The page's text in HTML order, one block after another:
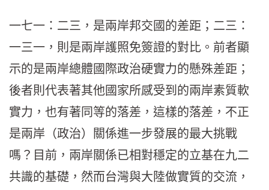
一七一：二三，是兩岸邦交國的差距；二三：
一三一，則是兩岸護照免簽證的對比。前者顯
示的是兩岸總體國際政治硬實力的懸殊差距；
後者則代表著其他國家所感受到的兩岸素質軟
實力，也有著同等的落差，這樣的落差，不正
是兩岸（政治）關係進一步發展的最大挑戰
嗎？目前，兩岸關係已相對穩定的立基在九二
共識的基礎，然而台灣與大陸做實質的交流，